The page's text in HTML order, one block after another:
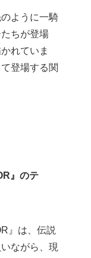
ように一騎
ちが登場
れていま
登場する関
』のテ
』は、伝説
ながら、現